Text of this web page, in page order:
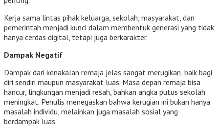
Kerja sama lintas pihak keluarga, sekolah, masyarakat, dan
pemerintah menjadi kunci dalam membentuk generasi yang tidak
hanya cerdas digital, tetapi juga berkarakter.
Dampak Negatif
Dampak dari kenakalan remaja jelas sangat merugikan, baik bagi
diri sendiri maupun masyarakat luas. Masa depan remaja bisa
hancur, lingkungan menjadi resah, bahkan angka putus sekolah
meningkat. Penulis menegaskan bahwa kerugian ini bukan hanya
masalah individu, melainkan juga masalah sosial yang
berdampak luas.